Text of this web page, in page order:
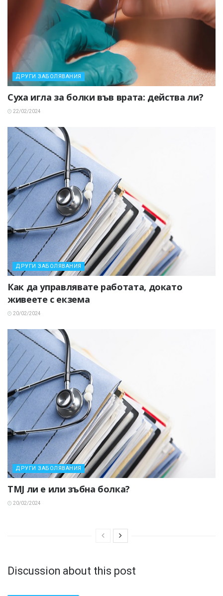
ДРУГИ ЗАБОЛЯВАНИЯ
Суха игла за болки във врата: действа ли?
22/02/2024
ДРУГИ ЗАБОЛЯВАНИЯ
Как да управлявате работата, докато
живеете с екзема
20/02/2024
ДРУГИ ЗАБОЛЯВАНИЯ
TMJ ли е или зъбна болка?
20/02/2024
Discussion about this post